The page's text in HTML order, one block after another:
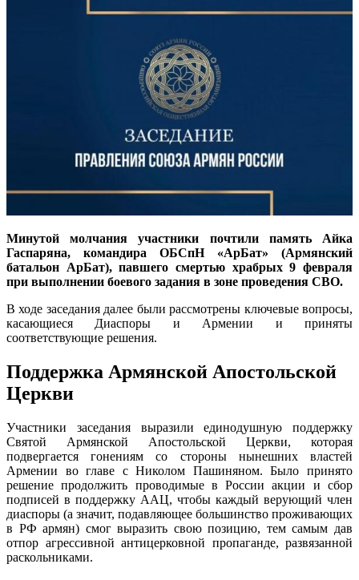
Минутой молчания участники почтили память Айка
Гаспаряна, командира ОБСпН «АрБат» (Армянский
батальон АрБат), павшего смертью храбрых 9 февраля
при выполнении боевого задания в зоне проведения СВО.
В ходе заседания далее были рассмотрены ключевые вопросы,
касающиеся Диаспоры и Армении и приняты
соответствующие решения.
Поддержка Армянской Апостольской
Церкви
Участники заседания выразили единодушную поддержку
Святой Армянской Апостольской Церкви, которая
подвергается гонениям со стороны нынешних властей
Армении во главе с Николом Пашиняном. Было принято
решение продолжить проводимые в России акции и сбор
подписей в поддержку ААЦ, чтобы каждый верующий член
диаспоры (а значит, подавляющее большинство проживающих
в РФ армян) смог выразить свою позицию, тем самым дав
отпор агрессивной антицерковной пропаганде, развязанной
раскольниками.